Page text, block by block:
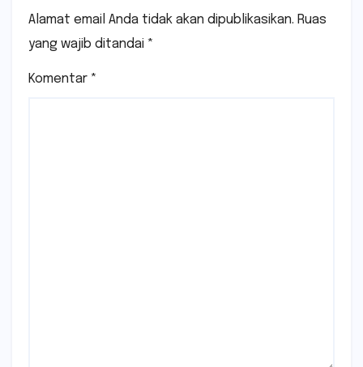
Alamat email Anda tidak akan dipublikasikan. Ruas
yang wajib ditandai *
Komentar *